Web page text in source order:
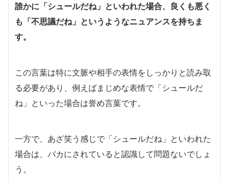
誰かに「シュールだね」といわれた場合、良くも悪く
も「不思議だね」というようなニュアンスを持ちま
す。
この言葉は特に文脈や相手の表情をしっかりと読み取
る必要があり、例えばまじめな表情で「シュールだ
ね」といった場合は誉め言葉です。
一方で、あざ笑う感じで「シュールだね」といわれた
場合は、バカにされていると認識して問題ないでしょ
う。